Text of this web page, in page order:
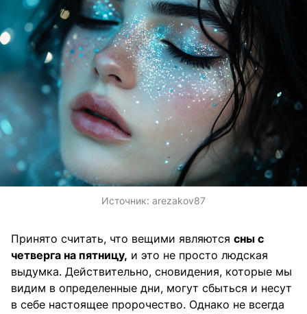
Источник: arezakov87
Принято считать, что вещими являются сны с
четверга на пятницу, и это не просто людская
выдумка. Действительно, сновидения, которые мы
видим в определенные дни, могут сбыться и несут
в себе настоящее пророчество. Однако не всегда